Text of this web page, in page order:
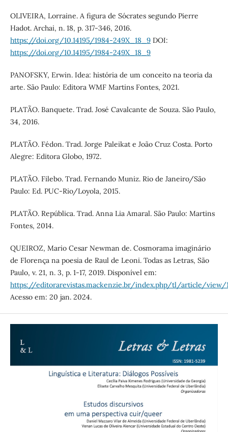
OLIVEIRA, Lorraine. A figura de Sócrates segundo Pierre
Hadot. Archai, n. 18, p. 317-346, 2016.
https://doi.org/10.14195/1984-249X_18_9DOI:
https://doi.org/10.14195/1984-249X_18_9
PANOFSKY, Erwin. Idea: história de um conceito na teoria da
arte. São Paulo: Editora WMF Martins Fontes, 2021.
PLATÃO. Banquete. Trad. José Cavalcante de Souza. São Paulo,
34, 2016.
PLATÃO. Fédon. Trad. Jorge Paleikat e João Cruz Costa. Porto
Alegre: Editora Globo, 1972.
PLATÃO. Filebo. Trad. Fernando Muniz. Rio de Janeiro/São
Paulo: Ed. PUC-Rio/Loyola, 2015.
PLATÃO. República. Trad. Anna Lia Amaral. São Paulo: Martins
Fontes, 2014.
QUEIROZ, Mario Cesar Newman de. Cosmorama imaginário
de Florença na poesia de Raul de Leoni. Todas as Letras, São
Paulo, v. 21, n. 3, p. 1-17, 2019. Disponível em:
https://editorarevistas.mackenzie.br/index.php/tl/article/view/
Acesso em: 20 jan. 2024.